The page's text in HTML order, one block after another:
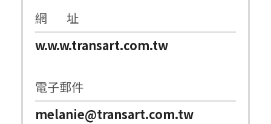
網 址
w.w.w.transart.com.tw
電子郵件
melanie@transart.com.tw